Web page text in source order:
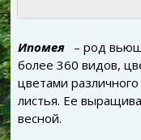
Ипомея
– род
более 360 видов,
цветами
листья. Ее
весной.